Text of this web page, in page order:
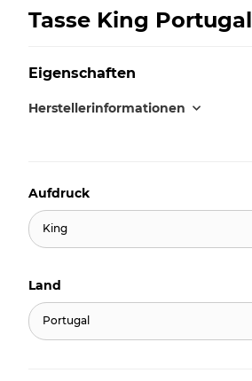
Tasse King Portugal
Eigenschaften
Herstellerinformationen
Aufdruck
King
Land
Portugal